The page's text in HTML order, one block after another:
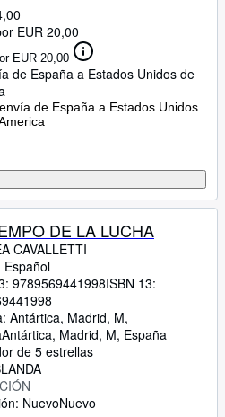
EUR 20,00
EUR 20,00
de España a Estados Unidos de
de España a Estados Unidos
DE LA LUCHA
CAVALLETTI
Español
9789569441998ISBN 13:
Antártica, Madrid, M,
Antártica, Madrid, M, España
de 5 estrellas
NuevoNuevo